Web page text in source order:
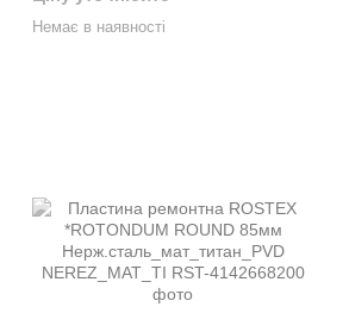
Немає в наявності